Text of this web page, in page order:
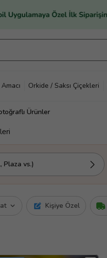
Orkide / Saksı Çiçekleri
Ürünler
Plaza vs.)
Kişiye Özel